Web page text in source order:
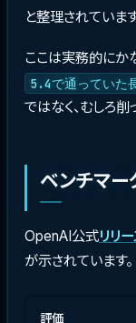
と整理されています
ここは実務的にか
5.4で通っていた
ではなく、むしろ
ベンチマー
OpenAI公式リリ
が示されています。
評価